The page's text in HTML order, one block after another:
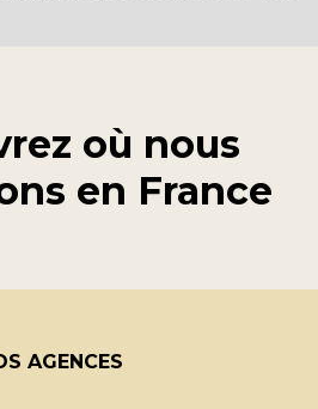
où nous
en France
AGENCES